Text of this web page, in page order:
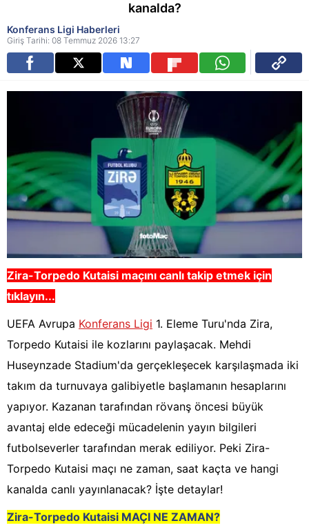
kanalda?
Konferans Ligi Haberleri
Giriş Tarihi: 08 Temmuz 2026 13:27
Zira-Torpedo Kutaisi maçını canlı takip etmek için
tıklayın...
UEFA Avrupa Konferans Ligi 1. Eleme Turu'nda Zira,
Torpedo Kutaisi ile kozlarını paylaşacak. Mehdi
Huseynzade Stadium'da gerçekleşecek karşılaşmada iki
takım da turnuvaya galibiyetle başlamanın hesaplarını
yapıyor. Kazanan tarafından rövanş öncesi büyük
avantaj elde edeceği mücadelenin yayın bilgileri
futbolseverler tarafından merak ediliyor. Peki Zira-
Torpedo Kutaisi maçı ne zaman, saat kaçta ve hangi
kanalda canlı yayınlanacak? İşte detaylar!
Zira-Torpedo Kutaisi MAÇI NE ZAMAN?